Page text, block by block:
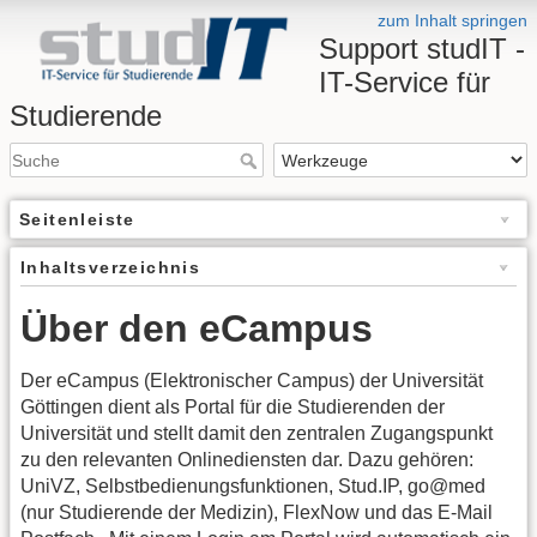
zum Inhalt springen
Support studIT -
IT-Service für
Studierende
Seitenleiste
Inhaltsverzeichnis
Über den eCampus
Der eCampus (Elektronischer Campus) der Universität
Göttingen dient als Portal für die Studierenden der
Universität und stellt damit den zentralen Zugangspunkt
zu den relevanten Onlinediensten dar. Dazu gehören:
UniVZ, Selbstbedienungsfunktionen, Stud.IP, go@med
(nur Studierende der Medizin), FlexNow und das E-Mail